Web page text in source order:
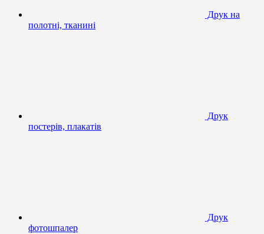
Друк на
полотні, тканині
Друк
постерів, плакатів
Друк
фотошпалер